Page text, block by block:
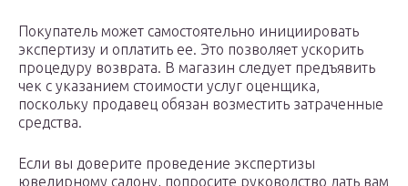
Покупатель может самостоятельно инициировать
экспертизу и оплатить ее. Это позволяет ускорить
процедуру возврата. В магазин следует предъявить
чек с указанием стоимости услуг оценщика,
поскольку продавец обязан возместить затраченные
средства.
Если вы доверите проведение экспертизы
ювелирному салону, попросите руководство дать вам